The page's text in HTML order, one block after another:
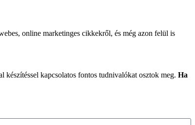
online marketinges cikkekről, és még azon felül is
kapcsolatos fontos tudnivalókat osztok meg. Ha